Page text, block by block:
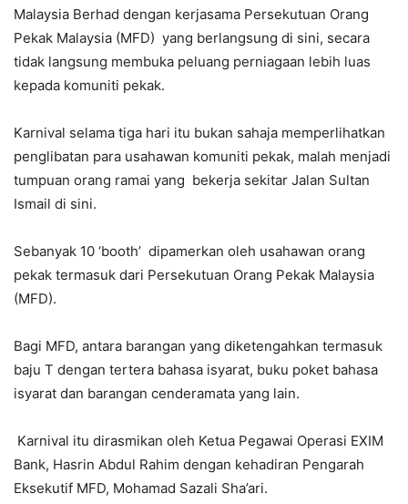
Malaysia Berhad dengan kerjasama Persekutuan Orang
Pekak Malaysia (MFD) yang berlangsung di sini, secara
tidak langsung membuka peluang perniagaan lebih luas
kepada komuniti pekak.
Karnival selama tiga hari itu bukan sahaja memperlihatkan
penglibatan para usahawan komuniti pekak, malah menjadi
tumpuan orang ramai yang bekerja sekitar Jalan Sultan
Ismail di sini.
Sebanyak 10 ‘booth’ dipamerkan oleh usahawan orang
pekak termasuk dari Persekutuan Orang Pekak Malaysia
(MFD).
Bagi MFD, antara barangan yang diketengahkan termasuk
baju T dengan tertera bahasa isyarat, buku poket bahasa
isyarat dan barangan cenderamata yang lain.
Karnival itu dirasmikan oleh Ketua Pegawai Operasi EXIM
Bank, Hasrin Abdul Rahim dengan kehadiran Pengarah
Eksekutif MFD, Mohamad Sazali Sha’ari.